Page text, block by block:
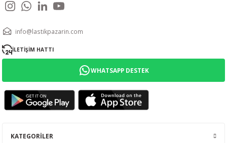
info@lastikpazarin.com
İLETİŞİM HATTI
WHATSAPP DESTEK
KATEGORİLER